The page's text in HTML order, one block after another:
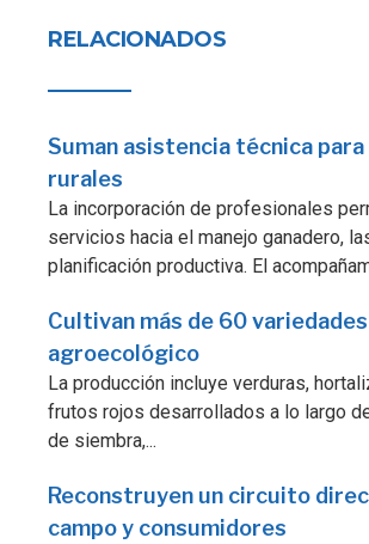
RELACIONADOS
Suman asistencia técnica
rurales
La incorporación de profesionales
servicios hacia el manejo ganadero,
planificación productiva. El
Cultivan más de 60
agroecológico
La producción incluye verduras,
frutos rojos desarrollados a lo largo
de siembra,...
Reconstruyen un circuito
campo y consumidores